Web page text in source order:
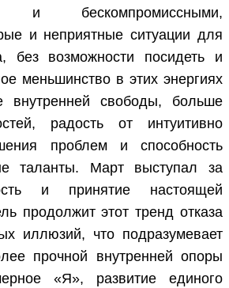
и бескомпромиссными,
и неприятные ситуации для
без возможности посидеть и
меньшинство в этих энергиях
внутренней свободы, больше
радость от интуитивно
проблем и способность
таланты. Март выступал за
и принятие настоящей
продолжит этот тренд отказа
иллюзий, что подразумевает
прочной внутренней опоры
«Я», развитие единого